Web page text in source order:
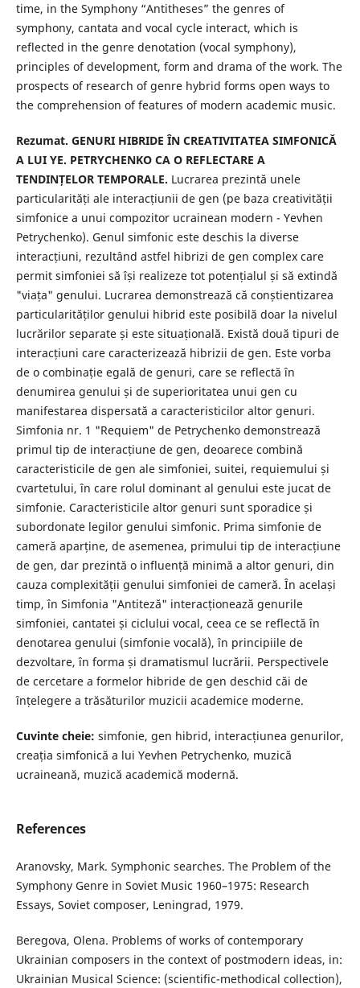
time, in the Symphony “Antitheses” the genres of
symphony, cantata and vocal cycle interact, which is
reflected in the genre denotation (vocal symphony),
principles of development, form and drama of the work. The
prospects of research of genre hybrid forms open ways to
the comprehension of features of modern academic music.
Rezumat. GENURI HIBRIDE ÎN CREATIVITATEA SIMFONICĂ
A LUI YE. PETRYCHENKO CA O REFLECTARE A
TENDINȚELOR TEMPORALE. Lucrarea prezintă unele
particularități ale interacțiunii de gen (pe baza creativității
simfonice a unui compozitor ucrainean modern - Yevhen
Petrychenko). Genul simfonic este deschis la diverse
interacțiuni, rezultând astfel hibrizi de gen complex care
permit simfoniei să își realizeze tot potențialul și să extindă
"viața" genului. Lucrarea demonstrează că conștientizarea
particularităților genului hibrid este posibilă doar la nivelul
lucrărilor separate și este situațională. Există două tipuri de
interacțiuni care caracterizează hibrizii de gen. Este vorba
de o combinație egală de genuri, care se reflectă în
denumirea genului și de superioritatea unui gen cu
manifestarea dispersată a caracteristicilor altor genuri.
Simfonia nr. 1 "Requiem" de Petrychenko demonstrează
primul tip de interacțiune de gen, deoarece combină
caracteristicile de gen ale simfoniei, suitei, requiemului și
cvartetului, în care rolul dominant al genului este jucat de
simfonie. Caracteristicile altor genuri sunt sporadice și
subordonate legilor genului simfonic. Prima simfonie de
cameră aparține, de asemenea, primului tip de interacțiune
de gen, dar prezintă o influență minimă a altor genuri, din
cauza complexității genului simfoniei de cameră. În același
timp, în Simfonia "Antiteză" interacționează genurile
simfoniei, cantatei și ciclului vocal, ceea ce se reflectă în
denotarea genului (simfonie vocală), în principiile de
dezvoltare, în forma și dramatismul lucrării. Perspectivele
de cercetare a formelor hibride de gen deschid căi de
înțelegere a trăsăturilor muzicii academice moderne.
Cuvinte cheie: simfonie, gen hibrid, interacțiunea genurilor,
creația simfonică a lui Yevhen Petrychenko, muzică
ucraineană, muzică academică modernă.
References
Aranovsky, Mark. Symphonic searches. The Problem of the
Symphony Genre in Soviet Music 1960–1975: Research
Essays, Soviet composer, Leningrad, 1979.
Beregova, Olena. Problems of works of contemporary
Ukrainian composers in the context of postmodern ideas, in:
Ukrainian Musical Science: (scientific-methodical collection),